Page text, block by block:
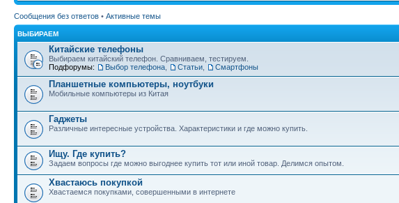
Сообщения без ответов • Активные темы
ВЫБИРАЕМ
Китайские телефоны
Выбираем китайский телефон. Сравниваем, тестируем.
Подфорумы:
Выбор телефона Статьи Смартфоны
Планшетные компьютеры, ноутбуки
Мобильные компьютеры из Китая
Гаджеты
Различные интересные устройства. Характеристики и где можно купить.
Ищу. Где купить?
Задаем вопросы где можно выгоднее купить тот или иной товар. Делимся опытом.
Хвастаюсь покупкой
Хвастаемся покупками, совершенными в интернете